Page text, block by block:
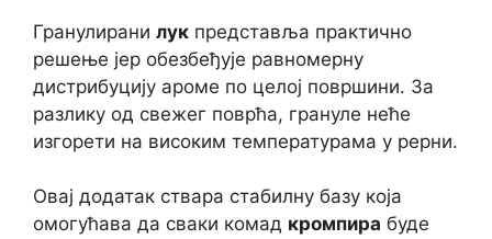
Гранулирани лук представља практично
решење јер обезбеђује равномерну
дистрибуцију ароме по целој површини. За
разлику од свежег поврћа, грануле неће
изгорети на високим температурама у рерни.
Овај додатак ствара стабилну базу која
омогућава да сваки комад кромпира буде